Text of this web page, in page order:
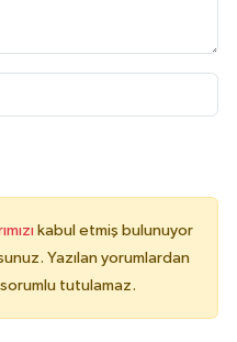
kabul etmiş bulunuyor
Yazılan yorumlardan
tutulamaz.